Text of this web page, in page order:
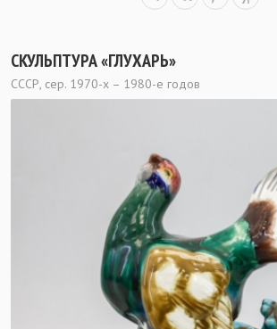
СКУЛЬПТУРА «ГЛУХАРЬ»
СССР, сер. 1970-х – 1980-е годов